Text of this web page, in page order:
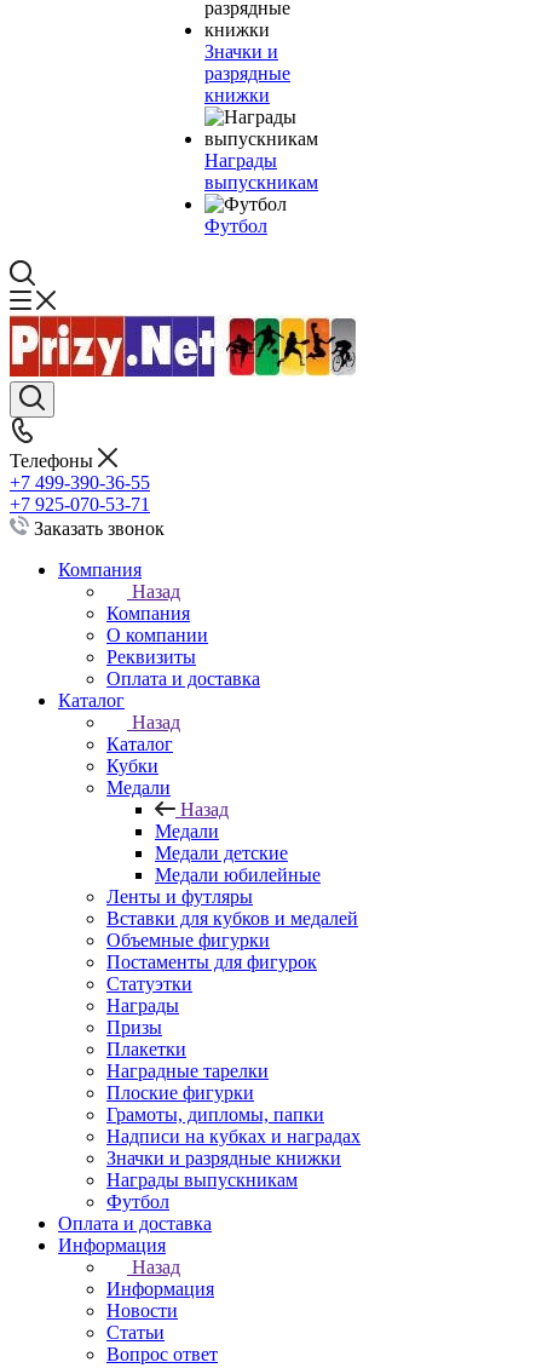
Значки и
разрядные
книжки
Награды
выпускникам
Футбол
Телефоны
+7 499-390-36-55
+7 925-070-53-71
Заказать звонок
Компания
Назад
Компания
О компании
Реквизиты
Оплата и доставка
Каталог
Назад
Каталог
Кубки
Медали
Назад
Медали
Медали детские
Медали юбилейные
Ленты и футляры
Вставки для кубков и медалей
Объемные фигурки
Постаменты для фигурок
Статуэтки
Награды
Призы
Плакетки
Наградные тарелки
Плоские фигурки
Грамоты, дипломы, папки
Надписи на кубках и наградах
Значки и разрядные книжки
Награды выпускникам
Футбол
Оплата и доставка
Информация
Назад
Информация
Новости
Статьи
Вопрос ответ